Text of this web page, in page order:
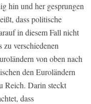
hin und her gesprungen
dass politische
in diesem Fall nicht
verschiedenen
von oben nach
den Euroländern
Reich. Darin steckt
dass